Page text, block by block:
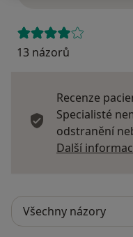
13 názorů
Recenze
Specialisté
odstranění
Další